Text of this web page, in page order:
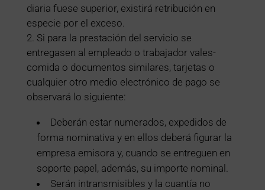
diaria fuese superior, existirá retribución en
especie por el exceso.
2. Si para la prestación del servicio se
entregasen al empleado o trabajador vales-
comida o documentos similares, tarjetas o
cualquier otro medio electrónico de pago se
observará lo siguiente:
Deberán estar numerados, expedidos de
forma nominativa y en ellos deberá figurar la
empresa emisora y, cuando se entreguen en
soporte papel, además, su importe nominal.
Serán intransmisibles y la cuantía no